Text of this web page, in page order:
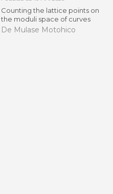
Counting the lattice points on
the moduli space of curves
De Mulase Motohico